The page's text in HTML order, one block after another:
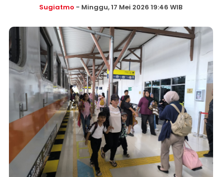
Sugiatmo - Minggu, 17 Mei 2026 19:46 WIB